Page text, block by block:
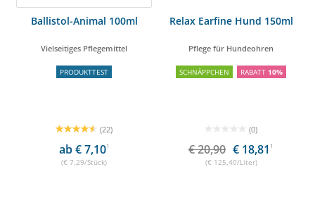
Ballistol-Animal 100ml
Vielseitiges Pflegemittel
PRODUKTTEST
(22)
ab € 7,101
(€ 7,29/Stück)
Relax Earfine Hund 150ml
Pflege für Hundeohren
SCHNÄPPCHEN RABATT 10%
(0)
€ 20,90 € 18,81 1
(€ 125,40/Liter)